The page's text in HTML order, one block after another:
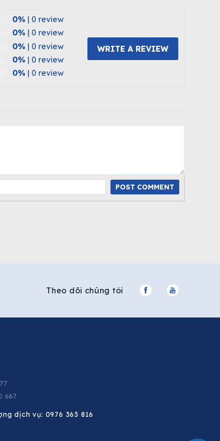
0% | 0 review
0% | 0 review
0% | 0 review
0% | 0 review
0% | 0 review
WRITE A REVIEW
POST COMMENT
Theo dõi chúng tôi
667
dịch vụ: 0976 363 816